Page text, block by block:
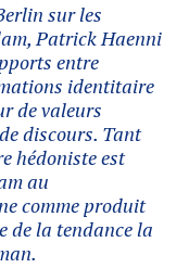
sur les
Patrick Haenni
entre
identitaire
de valeurs
discours. Tant
hédoniste est
au
comme produit
de la tendance la